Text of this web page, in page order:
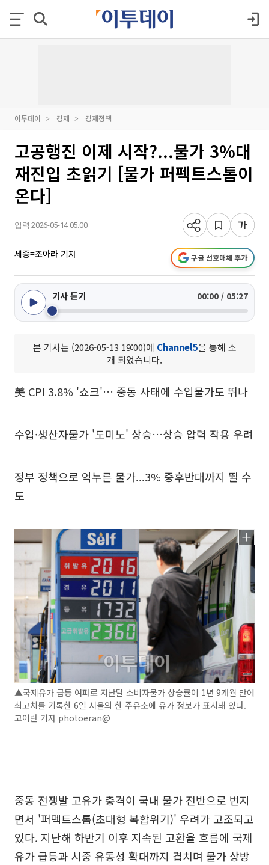
이투데이 경제 경제정책
고공행진 이제 시작?...물가 3%대
재진입 초읽기 [물가 퍼펙트스톰이
온다]
입력 2026-05-14 05:00
세종=조아라 기자 구글 선호매체 추가
기사 듣기 00:00 / 05:27
본 기사는 (2026-05-13 19:00)에 Channel5을 통해 소
개 되었습니다.
美 CPI 3.8% '쇼크'… 중동 사태에 수입물가도 뛰나
수입·생산자물가 '도미노' 상승…상승 압력 작용 우려
정부 정책으로 억누른 물가...3% 중후반대까지 뛸 수
도
▲국제유가 급등 여파로 지난달 소비자물가 상승률이 1년 9개월 만에
최고치를 기록한 6일 서울의 한 주유소에 유가 정보가 표시돼 있다.
고이란 기자 photoeran@
중동 전쟁발 고유가 충격이 국내 물가 전반으로 번지
면서 '퍼펙트스톰(초대형 복합위기)' 우려가 고조되고
있다. 지난해 하반기 이후 지속된 고환율 흐름에 국제
유가 급등과 시중 유동성 확대까지 겹치며 물가 상방